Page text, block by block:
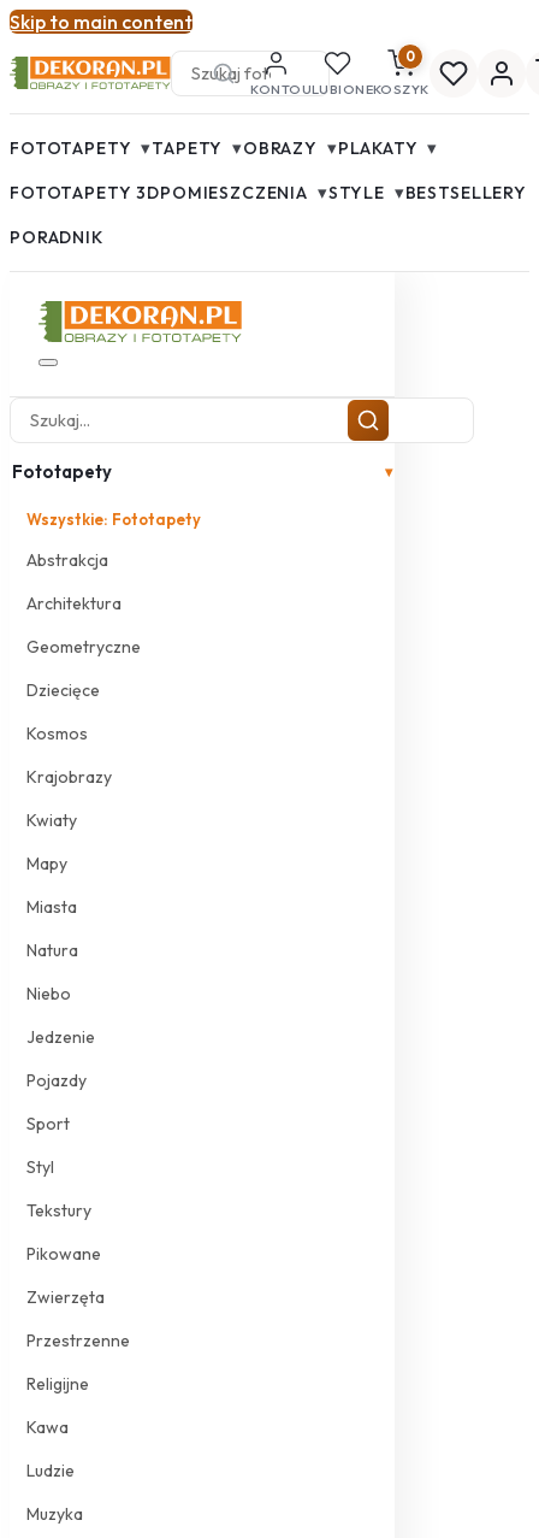
Skip to main content
KONTOULUBIONE
0
KOSZYK
FOTOTAPETY ▾TAPETY ▾OBRAZY ▾PLAKATY ▾
FOTOTAPETY 3DPOMIESZCZENIA ▾STYLE ▾BESTSELLERY
PORADNIK
Fototapety ▾
Wszystkie: Fototapety
Abstrakcja
Architektura
Geometryczne
Dziecięce
Kosmos
Krajobrazy
Kwiaty
Mapy
Miasta
Natura
Niebo
Jedzenie
Pojazdy
Sport
Styl
Tekstury
Pikowane
Zwierzęta
Przestrzenne
Religijne
Kawa
Ludzie
Muzyka